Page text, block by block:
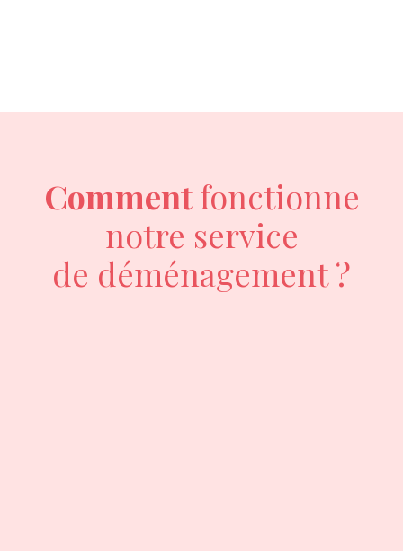
Commentfonctionne
notre service
de déménagement ?